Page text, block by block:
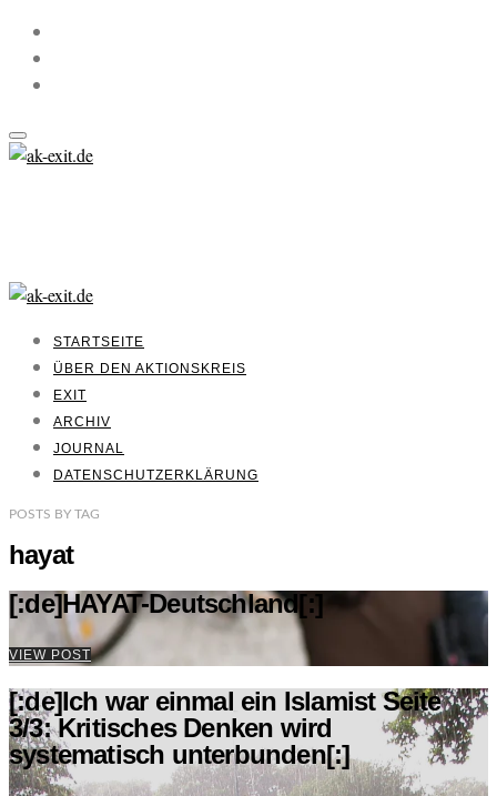
STARTSEITE
ÜBER DEN AKTIONSKREIS
EXIT
ARCHIV
JOURNAL
DATENSCHUTZERKLÄRUNG
POSTS BY TAG
hayat
[:de]HAYAT-Deutschland[:]
VIEW POST
[:de]Ich war einmal ein Islamist Seite
3/3: Kritisches Denken wird
systematisch unterbunden[:]